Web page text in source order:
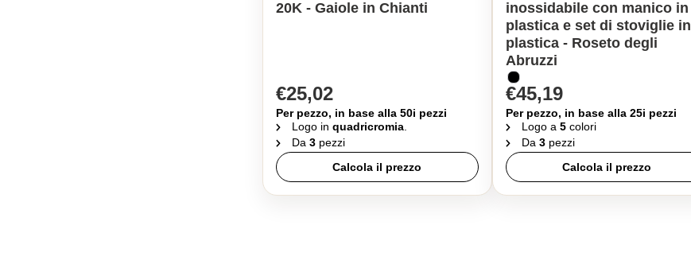
20K - Gaiole in Chianti
€25,02
Per pezzo, in base alla 50i pezzi
Logo in quadricromia
Da 3 pezzi
Calcola il prezzo
inossidabile con manico in
plastica e set di stoviglie in
plastica - Roseto degli
Abruzzi
€45,19
Per pezzo, in base alla 25i pezzi
Logo a 5colori
Da 3pezzi
Calcola il prezzo